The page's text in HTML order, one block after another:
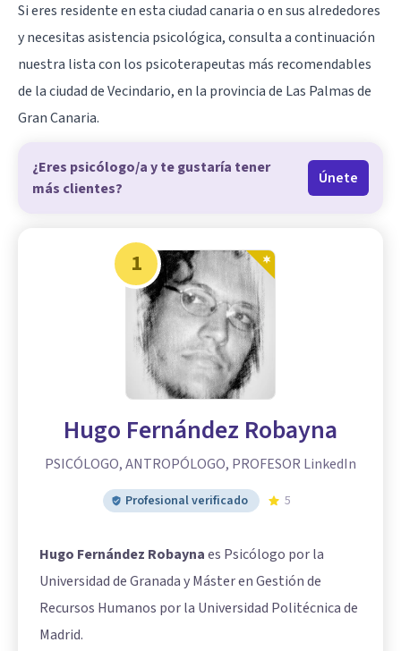
Si eres residente en esta ciudad canaria o en sus alrededores
y necesitas asistencia psicológica, consulta a continuación
nuestra lista con los psicoterapeutas más recomendables
de la ciudad de Vecindario, en la provincia de Las Palmas de
Gran Canaria.
¿Eres psicólogo/a y te gustaría tener
más clientes?
Únete
1
Hugo Fernández Robayna
PSICÓLOGO, ANTROPÓLOGO, PROFESOR LinkedIn
Profesional verificado 5
Hugo Fernández Robaynaes Psicólogo por la
Universidad de Granada y Máster en Gestión de
Recursos Humanos por la Universidad Politécnica de
Madrid.